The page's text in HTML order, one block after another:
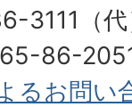
3111（
86-
るお問い